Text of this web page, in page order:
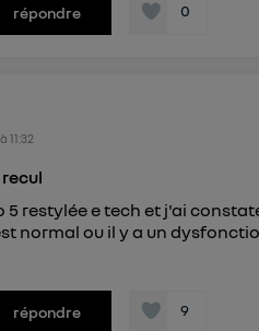
répondre 0
à11:32
5 restylée e tech et j'ai
normal ou il y a un
répondre 9